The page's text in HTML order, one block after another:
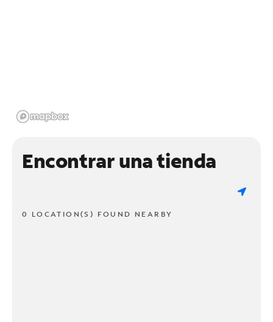
Encontrar una tienda
0 LOCATION(S) FOUND NEARBY